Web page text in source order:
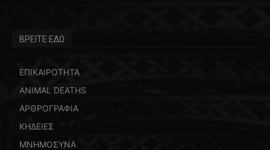
ΒΡΕΙΤΕ ΕΔΩ
ΕΠΙΚΑΙΡΟΤΗΤΑ
ANIMAL DEATHS
ΑΡΘΡΟΓΡΑΦΙΑ
ΚΗΔΕΙΕΣ
ΜΝΗΜΟΣΥΝΑ